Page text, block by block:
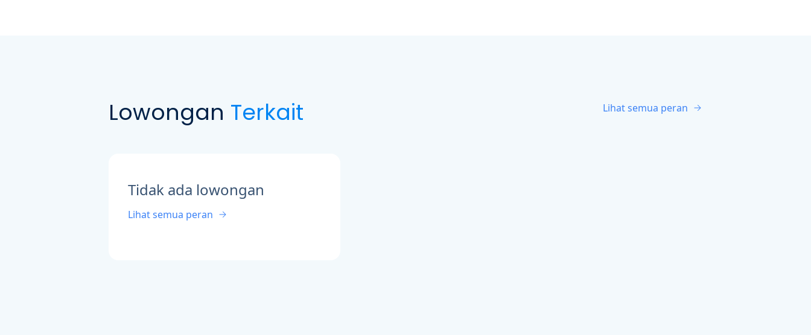
Lowongan Terkait Lihat semua peran
Tidak ada lowongan
Lihat semua peran